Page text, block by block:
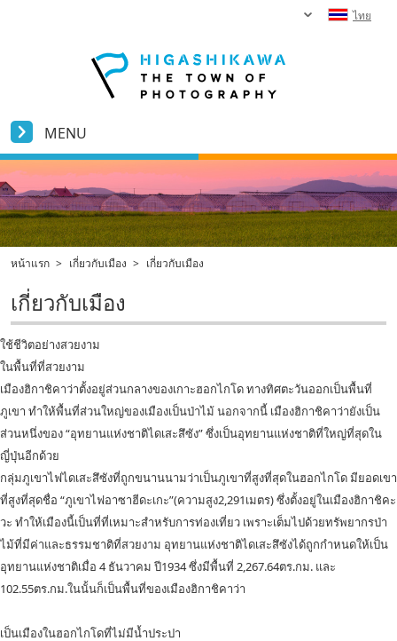
MENU
ไทย
หน้าแรก > เกี่ยวกับเมือง > เกี่ยวกับเมือง
เกี่ยวกับเมือง
ใช้ชีวิตอย่างสวยงาม
ในพื้นที่ที่สวยงาม
เมืองฮิกาชิคาว่าตั้งอยู่ส่วนกลางของเกาะฮอกไกโด ทางทิศตะวันออกเป็นพื้นที่
ภูเขา ทำให้พื้นที่ส่วนใหญ่ของเมืองเป็นป่าไม้ นอกจากนี้ เมืองฮิกาชิคาว่ายังเป็น
ส่วนหนึ่งของ “อุทยานแห่งชาติไดเสะสึซัง” ซึ่งเป็นอุทยานแห่งชาติที่ใหญ่ที่สุดใน
ญี่ปุ่นอีกด้วย
กลุ่มภูเขาไฟไดเสะสึซังที่ถูกขนานนามว่าเป็นภูเขาที่สูงที่สุดในฮอกไกโด มียอดเขา
ที่สูงที่สุดชื่อ “ภูเขาไฟอาซาฮีดะเกะ”(ความสูง2,291เมตร) ซึ่งตั้งอยู่ในเมืองฮิกาชิคะ
วะ ทำให้เมืองนี้เป็นที่ที่เหมาะสำหรับการท่องเที่ยว เพราะเต็มไปด้วยทรัพยากรป่า
ไม้ที่มีค่าและธรรมชาติที่สวยงาม อุทยานแห่งชาติไดเสะสึซังได้ถูกกำหนดให้เป็น
อุทยานแห่งชาติเมื่อ 4 ธันวาคม ปี1934 ซึ่งมีพื้นที่ 2,267.64ตร.กม. และ
102.55ตร.กม.ในนั้นก็เป็นพื้นที่ของเมืองฮิกาชิคาว่า
เป็นเมืองในฮอกไกโดที่ไม่มีน้ำประปา